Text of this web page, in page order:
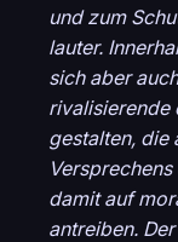
und zum
lauter.
sich aber
rivalisierende
gestalten, die
damit auf
antreiben.